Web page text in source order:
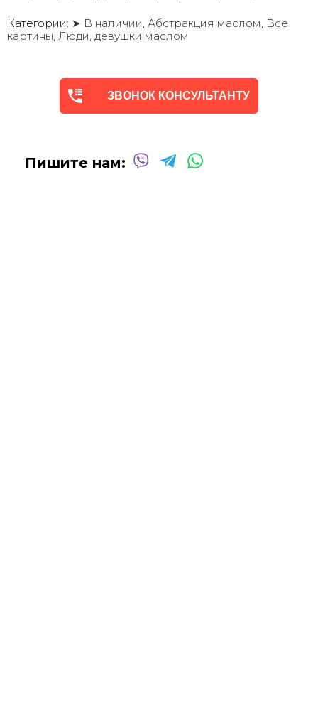
Мы предлагаем оригинальные произведения искусства
различных техниках и стилях, чтобы помочь вам
Квалифицированные и опытные художники используют
только профессиональные масляные и акриловые
для создания потрясающих произведений,
Сотрудничаем со многими дизайнерами интерьеров
офисных помещений, ресторанов,
Категории: ➤ В наличии, Абстракция маслом, Все
картины, Люди, девушки маслом
ЗВОНОК КОНСУЛЬТАНТУ
Пишите нам: